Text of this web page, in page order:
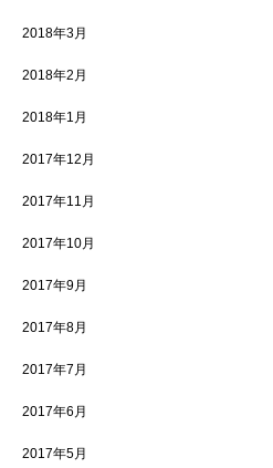
2018年3月
2018年2月
2018年1月
2017年12月
2017年11月
2017年10月
2017年9月
2017年8月
2017年7月
2017年6月
2017年5月